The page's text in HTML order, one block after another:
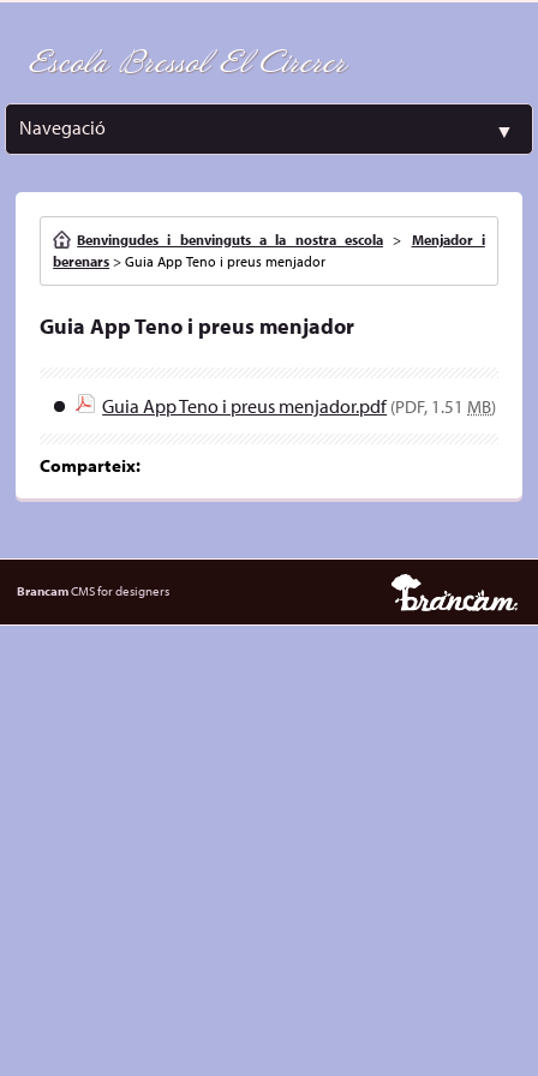
Escola Bressol El Cirerer
Navegació ▼
Benvingudes i benvinguts a la nostra escola> Menjador i
berenars >Guia App Teno i preus menjador
Guia App Teno i preus menjador
Guia App Teno i preus menjador.pdf (PDF, 1.51 MB)
Comparteix:
BrancamCMS for designers